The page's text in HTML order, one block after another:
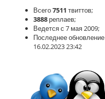
Всего7511 твиттов;
3888реплаев;
Ведется с 7 мая 2009;
Последнее обновление
16.02.2023 23:42